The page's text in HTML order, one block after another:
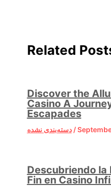
Related
Discover the
Casino A
Escapades
دسته‌بندی نشده/
Descubriendo la
Fin en Casino